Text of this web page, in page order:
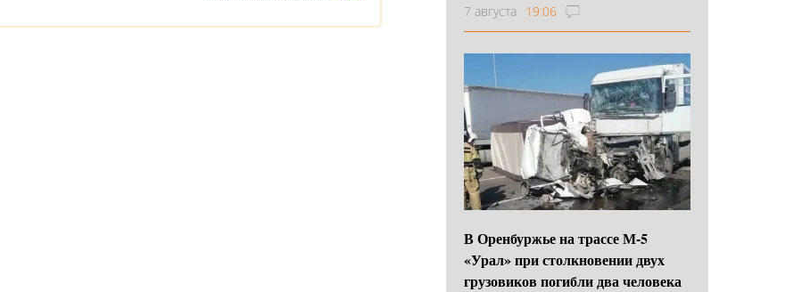
7 августа 19:06
В Оренбуржье на трассе М-5
«Урал» при столкновении двух
грузовиков погибли два человека